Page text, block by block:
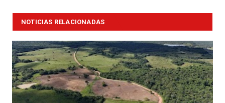
NOTICIAS RELACIONADAS